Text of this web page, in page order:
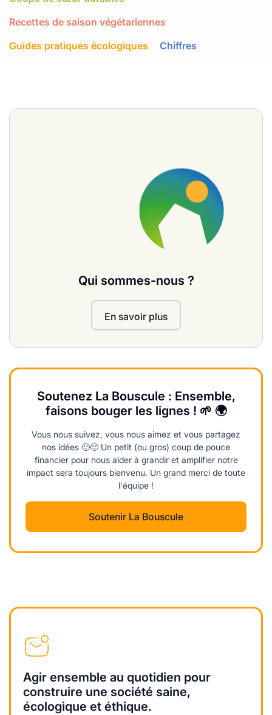
Recettes de saison végétariennes
Guides pratiques écologiques
Chiffres
Qui sommes-nous ?
En savoir plus
Soutenez La Bouscule : Ensemble,
faisons bouger les lignes ! 🌱 🌍
Vous nous suivez, vous nous aimez et vous partagez
nos idées 🙂🙂 Un petit (ou gros) coup de pouce
financier pour nous aider à grandir et amplifier notre
impact sera toujours bienvenu. Un grand merci de toute
l'équipe !
Soutenir La Bouscule
Agir ensemble au quotidien pour
construire une société saine,
écologique et éthique.